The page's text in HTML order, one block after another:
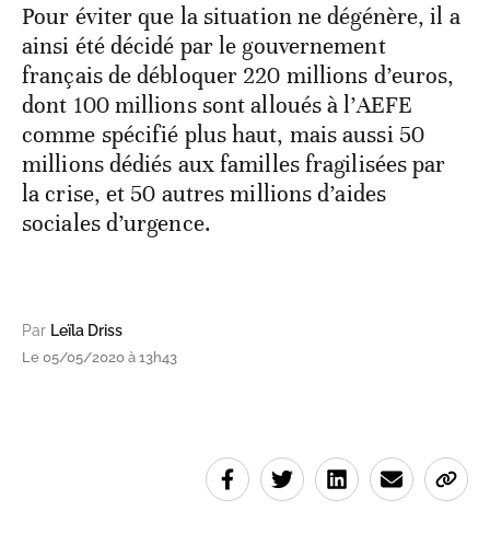
Pour éviter que la situation ne dégénère, il a
ainsi été décidé par le gouvernement
français de débloquer 220 millions d’euros,
dont 100 millions sont alloués à l’AEFE
comme spécifié plus haut, mais aussi 50
millions dédiés aux familles fragilisées par
la crise, et 50 autres millions d’aides
sociales d’urgence.
Par Leïla Driss
Le 05/05/2020 à 13h43